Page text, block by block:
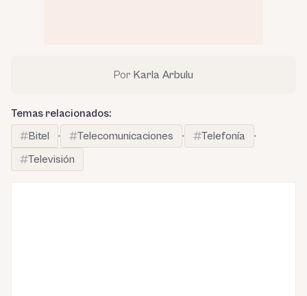
Por Karla Arbulu
Temas relacionados:
Bitel
· Telecomunicaciones · Telefonía
·
Televisión